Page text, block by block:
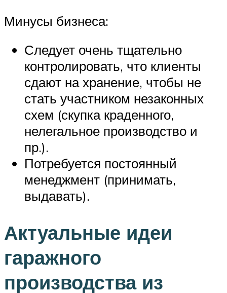
Минусы бизнеса:
Следует очень тщательно
контролировать, что клиенты
сдают на хранение, чтобы не
стать участником незаконных
схем (скупка краденного,
нелегальное производство и
пр.).
Потребуется постоянный
менеджмент (принимать,
выдавать).
Актуальные идеи
гаражного
производства из